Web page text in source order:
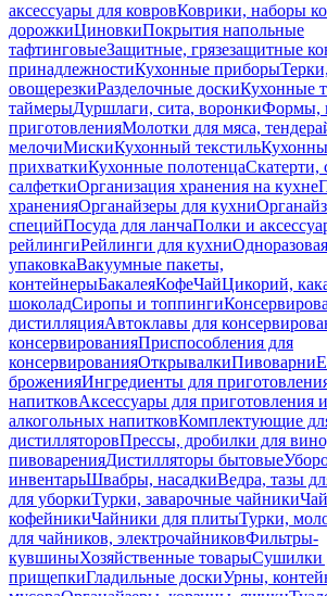
аксессуары для ковровКоврики, наборы
дорожкиЦиновкиПокрытия напольные
тафтинговыеЗащитные, грязезащитные
принадлежностиКухонные приборыТерки,
овощерезкиРазделочные доскиКухонные
таймерыДуршлаги, сита, воронкиФормы,
приготовленияМолотки для мяса,
мелочиМискиКухонный текстиль
прихваткиКухонные полотенцаСкатерти,
салфеткиОрганизация хранения на кухне
храненияОрганайзеры для кухни
специйПосуда для ланчаПолки и
рейлингиРейлинги для кухни
упаковкаВакуумные пакеты,
контейнерыБакалеяКофеЧайЦикорий,
шоколадСиропы и топпинги
дистилляцияАвтоклавы для
консервированияПриспособления для
консервированияОткрывалкиПивоварни
броженияИнгредиенты для
напитковАксессуары для приготовления
алкогольных напитковКомплектующие
дистилляторовПрессы, дробилки для
пивоваренияДистилляторы бытовые
инвентарьШвабры, насадкиВедра, тазы
для уборкиТурки, заварочные чайники
кофейникиЧайники для плитыТурки,
для чайников, электрочайниковФильтры-
кувшиныХозяйственные товарыСушилки
прищепкиГладильные доскиУрны,